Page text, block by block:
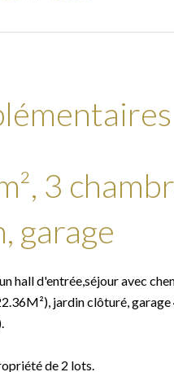
3
garage
hall d'entrée,séjour avec
jardin clôturé, garage
de 2 lots.